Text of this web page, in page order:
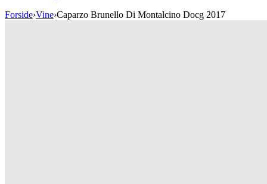
Forside›Vine›Caparzo Brunello Di Montalcino Docg 2017